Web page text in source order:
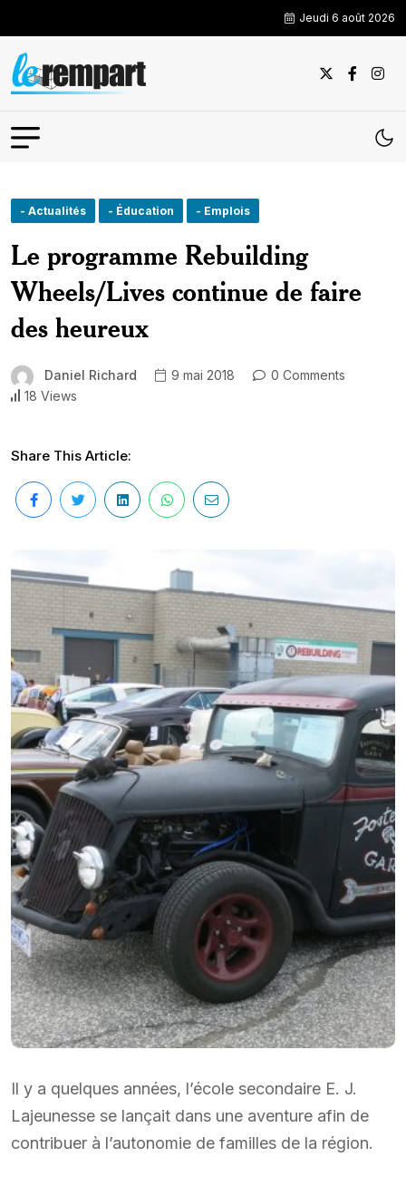
Jeudi 6 août 2026
- Actualités - Éducation - Emplois
Le programme Rebuilding
Wheels/Lives continue de faire
des heureux
Daniel Richard 9 mai 2018
0 Comments
18 Views
Share This Article:
Il y a quelques années, l’école secondaire E. J.
Lajeunesse se lançait dans une aventure afin de
contribuer à l’autonomie de familles de la région.